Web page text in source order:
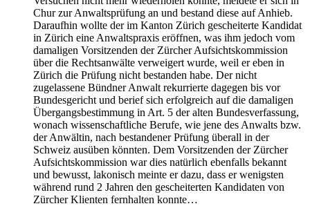
Chur zur Anwaltsprüfung an und bestand diese auf Anhieb.
Daraufhin wollte der im Kanton Zürich gescheiterte Kandidat
in Zürich eine Anwaltspraxis eröffnen, was ihm jedoch vom
damaligen Vorsitzenden der Zürcher Aufsichtskommission
über die Rechtsanwälte verweigert wurde, weil er eben in
Zürich die Prüfung nicht bestanden habe. Der nicht
zugelassene Bündner Anwalt rekurrierte dagegen bis vor
Bundesgericht und berief sich erfolgreich auf die damaligen
Übergangsbestimmung in Art. 5 der alten Bundesverfassung,
wonach wissenschaftliche Berufe, wie jene des Anwalts bzw.
der Anwältin, nach bestandener Prüfung überall in der
Schweiz ausüben könnten. Dem Vorsitzenden der Zürcher
Aufsichtskommission war dies natürlich ebenfalls bekannt
und bewusst, lakonisch meinte er dazu, dass er wenigsten
während rund 2 Jahren den gescheiterten Kandidaten von
Zürcher Klienten fernhalten konnte…